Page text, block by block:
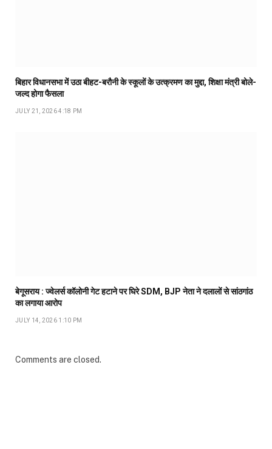
बिहार विधानसभा में उठा बीहट-बरौनी के स्कूलों के उत्क्रमण का मुद्दा, शिक्षा मंत्री बोले-
जल्द होगा फैसला
JULY 21, 2026 4:18 PM
बेगूसराय : ज्वेलर्स कॉलोनी गेट हटाने पर घिरे SDM, BJP नेता ने दलालों से सांठगांठ
का लगाया आरोप
JULY 14, 2026 1:10 PM
Comments are closed.